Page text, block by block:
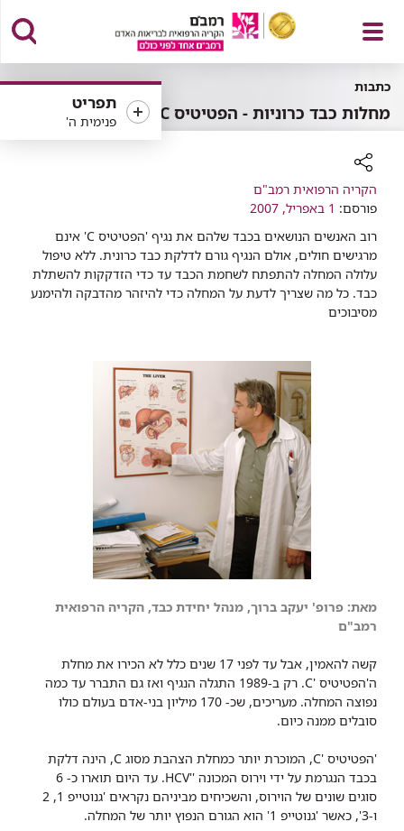
פתח
תפריט
תפריט
פנימית ה'
כתבות
מחלות כבד כרוניות - הפטיטיס C
רכיב
שיתוף
הקריה הרפואית רמב"ם
פורסם: 1 באפריל, 2007
רוב האנשים הנושאים בכבד שלהם את נגיף 'הפטיטיס C' אינם
מרגישים חולים, אולם הנגיף גורם לדלקת כבד כרונית. ללא טיפול
עלולה המחלה להתפתח לשחמת הכבד עד כדי הזדקקות להשתלת
כבד. כל מה שצריך לדעת על המחלה כדי להיזהר מהדבקה ולהימנע
מסיבוכים​
מאת: פרופ' יעקב ברוך, מנהל יחידת כבד, הקריה הרפואית
רמב"ם
קשה להאמין, אבל עד לפני 17 שנים כלל לא הכירו את מחלת
ה'הפטיטיס 'C. רק ב-1989 התגלה הנגיף ואז גם התברר עד כמה
נפוצה המחלה. מעריכים, שכ- 170 מיליון בני-אדם בעולם כולו
סובלים ממנה כיום.
'הפטיטיס 'C, המוכרת יותר כמחלת הצהבת מסוג C, הינה דלקת
בכבד הנגרמת על ידי וירוס המכונה ''HCV. עד היום תוארו כ- 6
סוגים שונים של הוירוס, והשכיחים מביניהם נקראים 'גנוטייפ 1, 2
ו-3', כאשר 'גנוטייפ 1' הוא הגורם הנפוץ יותר של המחלה.